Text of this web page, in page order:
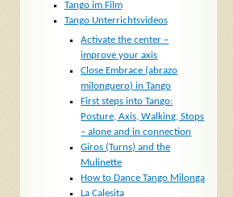
Tango im Film
Tango Unterrichtsvideos
Activate the center –
improve your axis
Close Embrace (abrazo
milonguero) in Tango
First steps into Tango:
Posture, Axis, Walking, Stops
– alone and in connection
Giros (Turns) and the
Mulinette
How to Dance Tango Milonga
La Calesita